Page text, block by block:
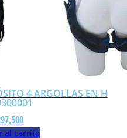
4 ARGOLLAS EN H
al carrito